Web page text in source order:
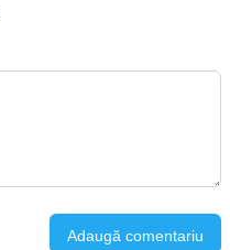
Adaugă comentariu